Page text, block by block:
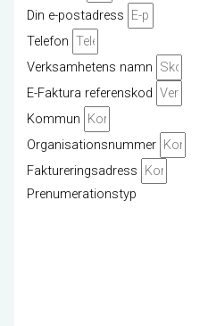
Din e-postadress
Telefon
Verksamhetens namn
E-Faktura referenskod
Kommun
Organisationsnummer
Faktureringsadress
Prenumerationstyp